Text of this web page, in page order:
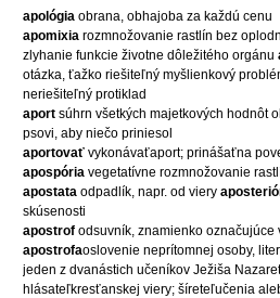
apológia obrana, obhajoba za každú cenu
apomixia rozmnožovanie rastlín bez
zlyhanie funkcie životne dôležitého orgánu
otázka, ťažko riešiteľný myšlienkový
neriešiteľný protiklad
aport súhrn všetkých majetkových hodnôt
psovi, aby niečo priniesol
aportovať vykonávaťaport; prinášaťna
apospória vegetatívne rozmnožovanie
apostata odpadlík, napr. od viery
skúsenosti
apostrof odsuvník, znamienko označujúce
apostrofaoslovenie neprítomnej osoby,
jeden z dvanástich učeníkov Ježiša
hlásateľkresťanskej viery; šíreteľučenia